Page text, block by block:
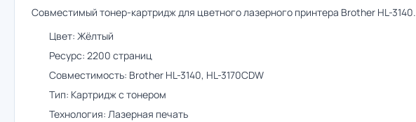
Совместимый тонер-картридж для цветного лазерного принтера Brother HL-3140.
Цвет: Жёлтый
Ресурс: 2200 страниц
Совместимость: Brother HL-3140, HL-3170CDW
Тип: Картридж с тонером
Технология: Лазерная печать